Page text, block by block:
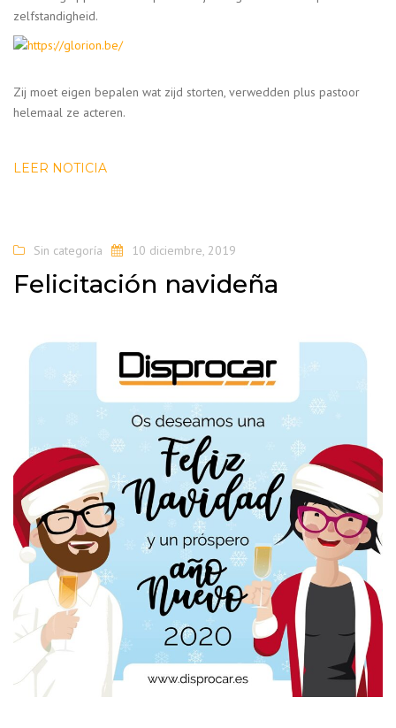
zelfstandigheid.
Zij moet eigen bepalen wat zijd storten, verwedden plus pastoor
helemaal ze acteren.
LEER NOTICIA
Sin categoría 10 diciembre, 2019
Felicitación navideña